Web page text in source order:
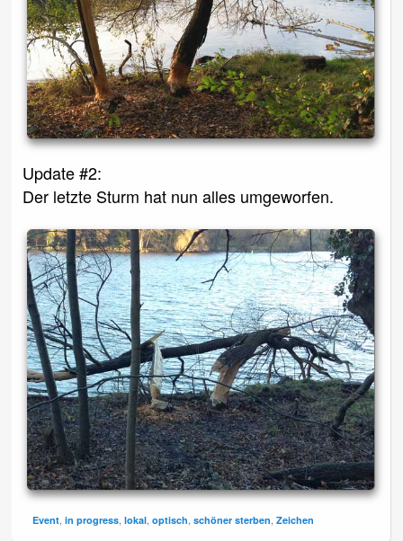
Update #2:
Der letzte Sturm hat nun alles umgeworfen.
Event ,in progress ,lokal ,optisch ,schöner sterben ,Zeichen